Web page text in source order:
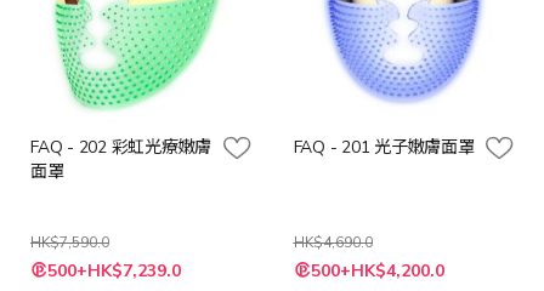
FAQ - 202 彩虹光療嫩膚
面罩
HK$7,590.0
特
殊 500+HK$7,239.0
FAQ - 201 光子嫩膚面罩
HK$4,690.0
特
殊 500+HK$4,200.0